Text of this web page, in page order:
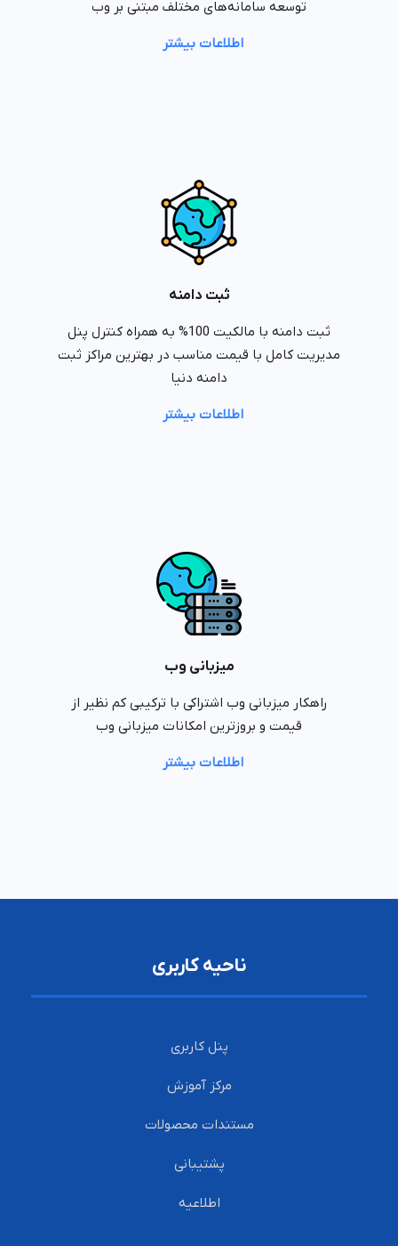
توسعه سامانه‌های مختلف مبتنی بر وب
اطلاعات بیشتر
ثبت دامنه
ثبت دامنه با مالکیت 100% به همراه کنترل پنل
مدیریت کامل با قیمت مناسب در بهترین مراکز ثبت
دامنه دنیا
اطلاعات بیشتر
میزبانی وب
راهکار میزبانی وب اشتراکی با ترکیبی کم نظیر از
قیمت و بروزترین امکانات میزبانی وب
اطلاعات بیشتر
ناحیه کاربری
پنل کاربری
مرکز آموزش
مستندات محصولات
پشتیبانی
اطلاعیه